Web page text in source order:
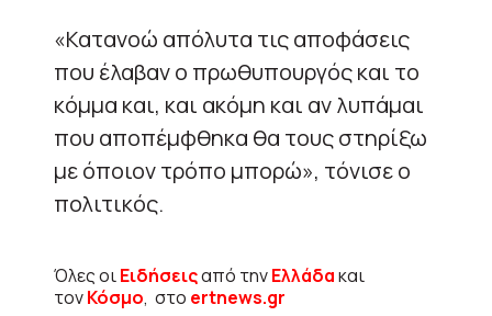
«Κατανοώ απόλυτα τις αποφάσεις
που έλαβαν ο πρωθυπουργός και το
κόμμα και, και ακόμη και αν λυπάμαι
που αποπέμφθηκα θα τους στηρίξω
με όποιον τρόπο μπορώ», τόνισε ο
πολιτικός.
Όλες οιΕιδήσειςαπό τηνΕλλάδακαι
τονΚόσμο, στο ertnews.gr